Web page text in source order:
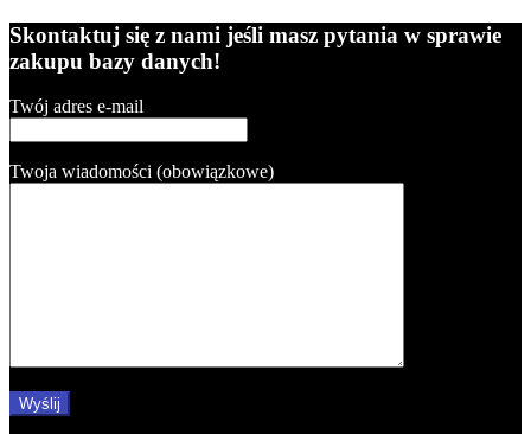
Skontaktuj się z nami jeśli masz pytania w sprawie
zakupu bazy danych!
Twój adres e-mail
Twoja wiadomości (obowiązkowe)